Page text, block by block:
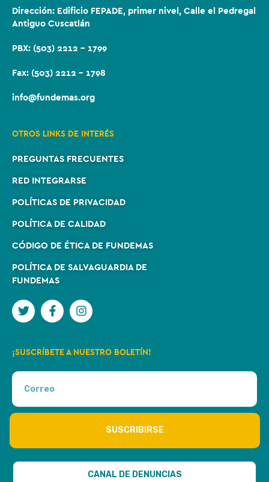
Dirección: Edificio FEPADE, primer nivel, Calle el Pedregal
Antiguo Cuscatlán
PBX: (503) 2212 – 1799
Fax: (503) 2212 – 1798
info@fundemas.org
OTROS LINKS DE INTERÉS
PREGUNTAS FRECUENTES
RED INTEGRARSE
POLÍTICAS DE PRIVACIDAD
POLÍTICA DE CALIDAD
CÓDIGO DE ÉTICA DE FUNDEMAS
POLÍTICA DE SALVAGUARDIA DE
FUNDEMAS
¡SUSCRÍBETE A NUESTRO BOLETÍN!
SUSCRIBIRSE
CANAL DE DENUNCIAS